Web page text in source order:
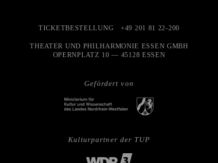
Gefördert von
TICKETBESTELLUNG +49 201 81 22-200
THEATER UND PHILHARMONIE ESSEN GMBH
OPERNPLATZ 10 — 45128 ESSEN
Kulturpartner der TUP